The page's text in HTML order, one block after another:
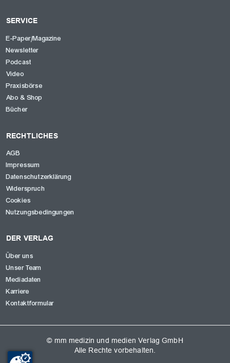
SERVICE
E-Paper/Magazine
Newsletter
Podcast
Video
Praxisbörse
Abo & Shop
Bücher
RECHTLICHES
AGB
Impressum
Datenschutzerklärung
Widerspruch
Cookies
Nutzungsbedingungen
DER VERLAG
Über uns
Unser Team
Mediadaten
Karriere
Kontaktformular
© mm medizin und medien Verlag GmbH
Alle Rechte vorbehalten.